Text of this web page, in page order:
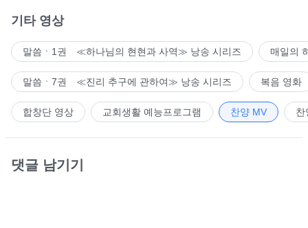
기타 영상
말씀ㆍ1권 ≪하나님의 현현과 사역≫ 낭송 시리즈 매일의
말씀ㆍ7권 ≪진리 추구에 관하여≫ 낭송 시리즈 복음 영화
합창단 영상 교회생활 예능프로그램 찬양 MV 찬
댓글 남기기